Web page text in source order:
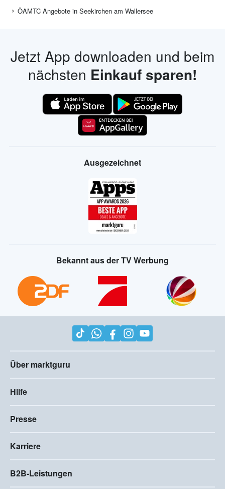
ÖAMTC Angebote in Seekirchen am Wallersee
Jetzt App downloaden und beim
nächsten Einkauf sparen!
Ausgezeichnet
Bekannt aus der TV Werbung
Über marktguru
Hilfe
Presse
Karriere
B2B-Leistungen